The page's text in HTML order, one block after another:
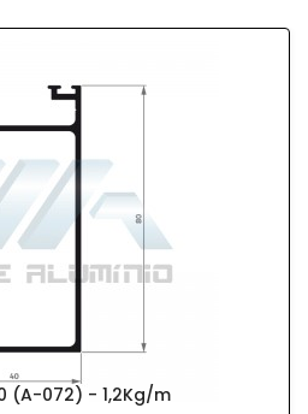
(A-072) - 1,2Kg/m